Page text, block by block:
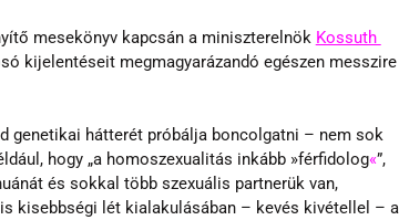
mesekönyv kapcsán a miniszterelnök Kossuth
kijelentéseit megmagyarázandó egészen messzire
genetikai hátterét próbálja boncolgatni – nem sok
hogy „a homoszexualitás inkább »férfidolog«”,
és sokkal több szexuális partnerük van,
kisebbségi lét kialakulásában – kevés kivétellel – a